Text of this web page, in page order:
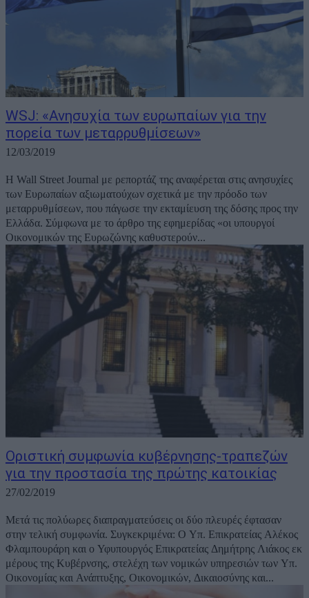
WSJ: «Ανησυχία των ευρωπαίων για την
πορεία των μεταρρυθμίσεων»
12/03/2019
Η Wall Street Journal με ρεπορτάζ της αναφέρεται στις ανησυχίες
των Ευρωπαίων αξιωματούχων σχετικά με την πρόοδο των
μεταρρυθμίσεων, που πάγωσε την εκταμίευση της δόσης προς την
Ελλάδα. Σύμφωνα με το άρθρο της εφημερίδας «οι υπουργοί
Οικονομικών της Ευρωζώνης καθυστερούν...
Οριστική συμφωνία κυβέρνησης-τραπεζών
για την προστασία της πρώτης κατοικίας
27/02/2019
Μετά τις πολύωρες διαπραγματεύσεις οι δύο πλευρές έφτασαν
στην τελική συμφωνία. Συγκεκριμένα: Ο Υπ. Επικρατείας Αλέκος
Φλαμπουράρη και ο Υφυπουργός Επικρατείας Δημήτρης Λιάκος εκ
μέρους της Κυβέρνσης, στελέχη των νομικών υπηρεσιών των Υπ.
Οικονομίας και Ανάπτυξης, Οικονομικών, Δικαιοσύνης και...